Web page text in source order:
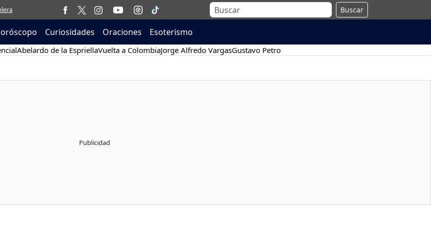
Buscar
Curiosidades Oraciones Esoterismo
Abelardo de la EspriellaVuelta a ColombiaJorge Alfredo VargasGustavo Petro